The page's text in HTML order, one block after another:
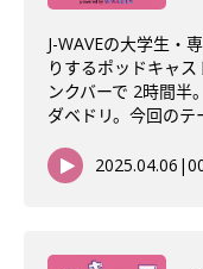
J-WAVEの大学生・
りするポッドキャ
ンクバーで 2時間半
ダベドリ。今回のテ
2025.04.06 |